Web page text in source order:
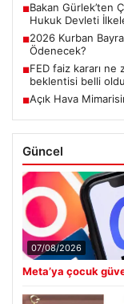
■Bakan Gürlek’ten
Hukuk Devleti
■2026 Kurban
Ödenecek?
■FED faiz kararı ne
beklentisi belli oldu
■Açık Hava
Güncel
07/08/2026
Meta’ya çocuk